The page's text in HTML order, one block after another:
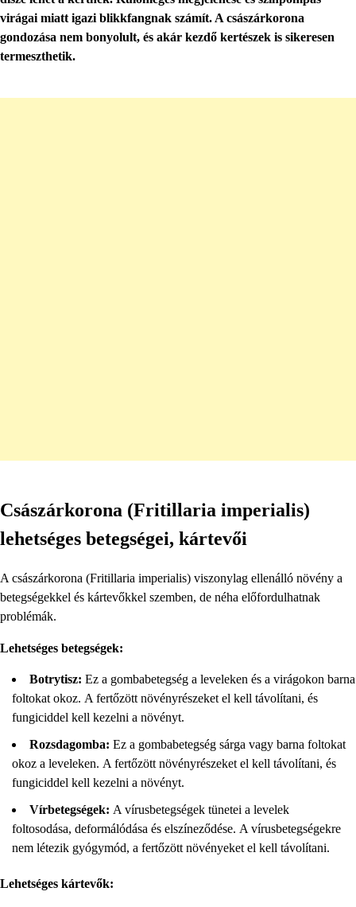
virágai miatt igazi blikkfangnak számít. A császárkorona
gondozása nem bonyolult, és akár kezdő kertészek is sikeresen
termeszthetik.
Császárkorona (Fritillaria imperialis)
lehetséges betegségei, kártevői
A császárkorona (Fritillaria imperialis) viszonylag ellenálló növény a
betegségekkel és kártevőkkel szemben, de néha előfordulhatnak
problémák.
Lehetséges betegségek:
Botrytisz: Ez a gombabetegség a leveleken és a virágokon barna
foltokat okoz. A fertőzött növényrészeket el kell távolítani, és
fungiciddel kell kezelni a növényt.
Rozsdagomba: Ez a gombabetegség sárga vagy barna foltokat
okoz a leveleken. A fertőzött növényrészeket el kell távolítani, és
fungiciddel kell kezelni a növényt.
Vírbetegségek: A vírusbetegségek tünetei a levelek
foltosodása, deformálódása és elszíneződése. A vírusbetegségekre
nem létezik gyógymód, a fertőzött növényeket el kell távolítani.
Lehetséges kártevők: